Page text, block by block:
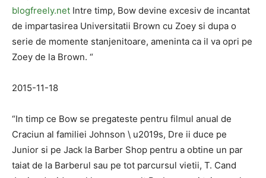
blogfreely.net Intre timp, Bow devine excesiv de incantat
de impartasirea Universitatii Brown cu Zoey si dupa o
serie de momente stanjenitoare, ameninta ca il va opri pe
Zoey de la Brown. “
2015-11-18
“In timp ce Bow se pregateste pentru filmul anual de
Craciun al familiei Johnson \ u2019s, Dre ii duce pe
Junior si pe Jack la Barber Shop pentru a obtine un par
taiat de la Barberul sau pe tot parcursul vietii, T. Cand